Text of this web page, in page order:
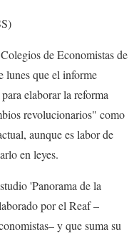
de Economistas de
lunes que el informe
elaborar la reforma
revolucionarios" como
aunque es labor de
en leyes.
'Panorama de la
por el Reaf –
y que suma su